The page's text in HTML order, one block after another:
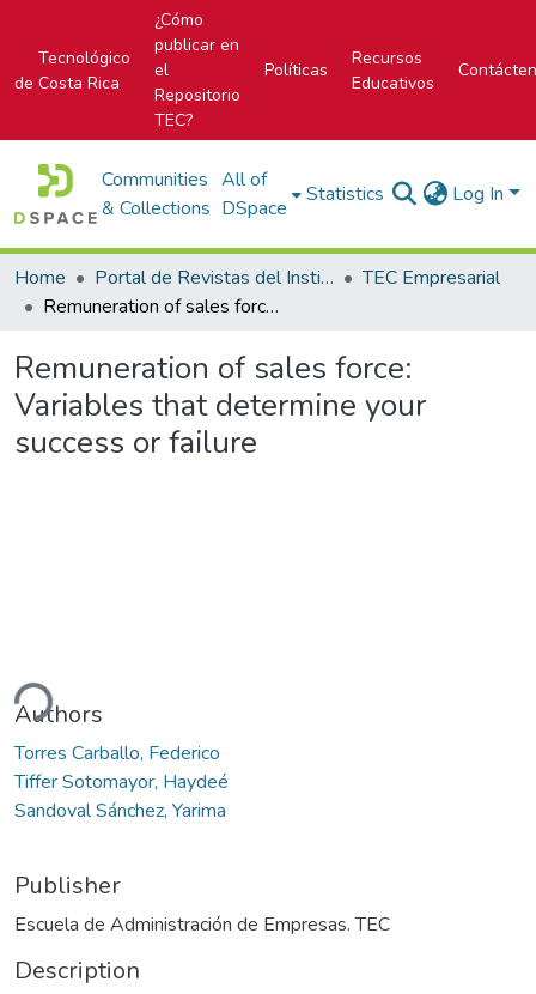
Tecnológico
de Costa Rica
¿Cómo
publicar en
el
Repositorio
TEC?
Políticas
Recursos
Educativos
Communities
& Collections
All of
DSpace
Statistics Log In
Home Portal de Revistas del Instituto Tecnológico de Costa Rica
TEC Empresarial
Remuneration of sales force: Variables that determine your success or failure
Remuneration of sales force:
Variables that determine your
success or failure
Authors
Torres Carballo, Federico
Tiffer Sotomayor, Haydeé
Sandoval Sánchez, Yarima
Publisher
Escuela de Administración de Empresas. TEC
Description